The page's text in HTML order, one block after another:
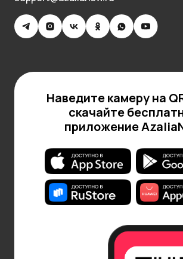
Наведите камеру на
скачайте
приложение